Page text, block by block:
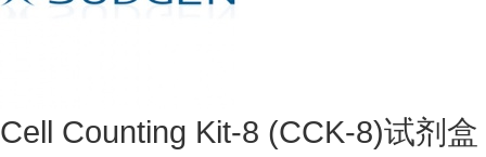
Cell Counting Kit-8 (CCK-8)试剂盒